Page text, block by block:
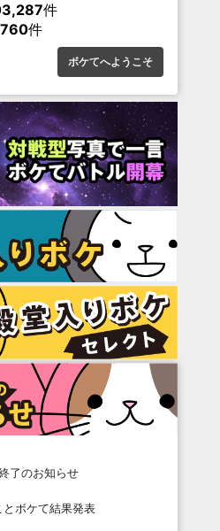
件
件
ボケてへようこそ
了のお知らせ
ボケて結果発表